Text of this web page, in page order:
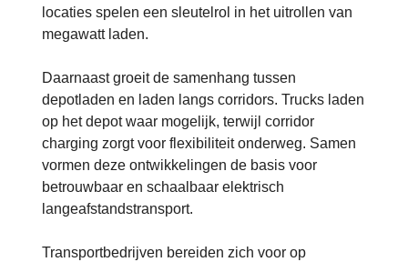
locaties spelen een sleutelrol in het uitrollen van
megawatt laden.
Daarnaast groeit de samenhang tussen
depotladen en laden langs corridors. Trucks laden
op het depot waar mogelijk, terwijl corridor
charging zorgt voor flexibiliteit onderweg. Samen
vormen deze ontwikkelingen de basis voor
betrouwbaar en schaalbaar elektrisch
langeafstandstransport.
Transportbedrijven bereiden zich voor op